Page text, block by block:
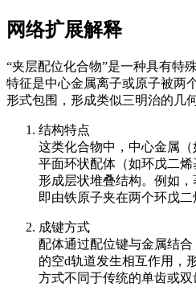
网络扩展解释
“夹层配位化合物”是一种具有特
特征是中心金属离子或原子被两
形式包围，形成类似三明治的几
结构特点
这类化合物中，中心金属
平面环状配体（如环戊二烯
形成层状堆叠结构。例如，
即由铁原子夹在两个环戊二
成键方式
配体通过配位键与金属结
的空d轨道发生相互作用，
方式不同于传统的单齿或